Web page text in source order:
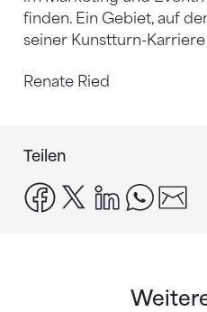
finden. Ein Gebiet, auf
seiner Kunstturn-
Renate Ried
Teilen
facebook
x linkedin